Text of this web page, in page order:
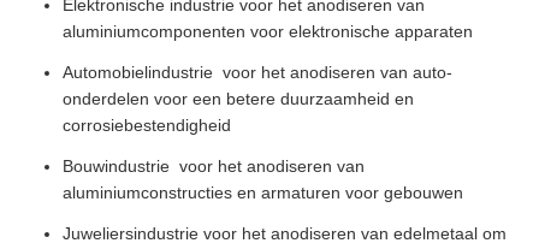
Elektronische industrie voor het anodiseren van
aluminiumcomponenten voor elektronische apparaten
Automobielindustrie ­ voor het anodiseren van auto-
onderdelen voor een betere duurzaamheid en
corrosiebestendigheid
Bouwindustrie ­ voor het anodiseren van
aluminiumconstructies en armaturen voor gebouwen
Juweliersindustrie voor het anodiseren van edelmetaal om